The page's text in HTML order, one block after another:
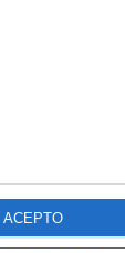
ACEPTO